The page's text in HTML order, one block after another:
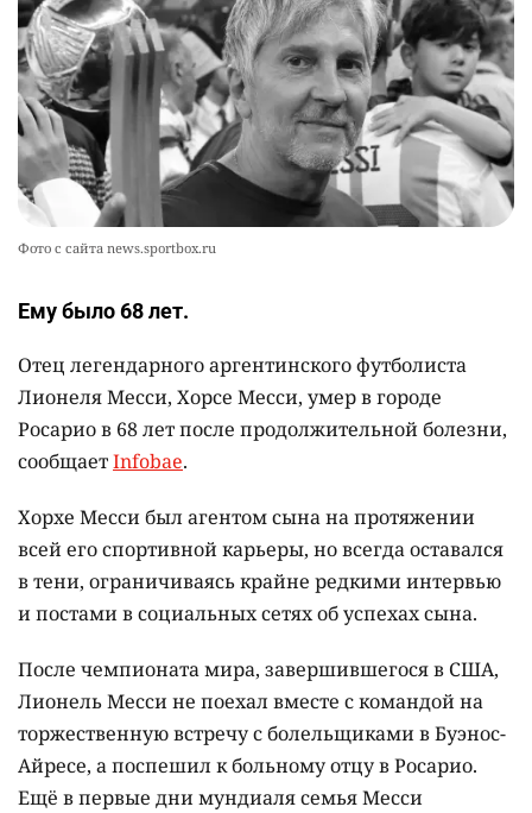
10
🪱 "Мы думаем, что правим миром, но это не
так". Как дьявольские черви меняют наше
представление о жизни на Земле
2353 0 12
Фото с сайта news.sportbox.ru
Ему было 68 лет.
Отец легендарного аргентинского футболиста
Лионеля Месси, Хорсе Месси, умер в городе
Росарио в 68 лет после продолжительной болезни,
сообщаетInfobae.
Хорхе Месси был агентом сына на протяжении
всей его спортивной карьеры, но всегда оставался
в тени, ограничиваясь крайне редкими интервью
и постами в социальных сетях об успехах сына.
После чемпионата мира, завершившегося в США,
Лионель Месси не поехал вместе с командой на
торжественную встречу с болельщиками в Буэнос-
Айресе, а поспешил к больному отцу в Росарио.
Ещё в первые дни мундиаля семья Месси